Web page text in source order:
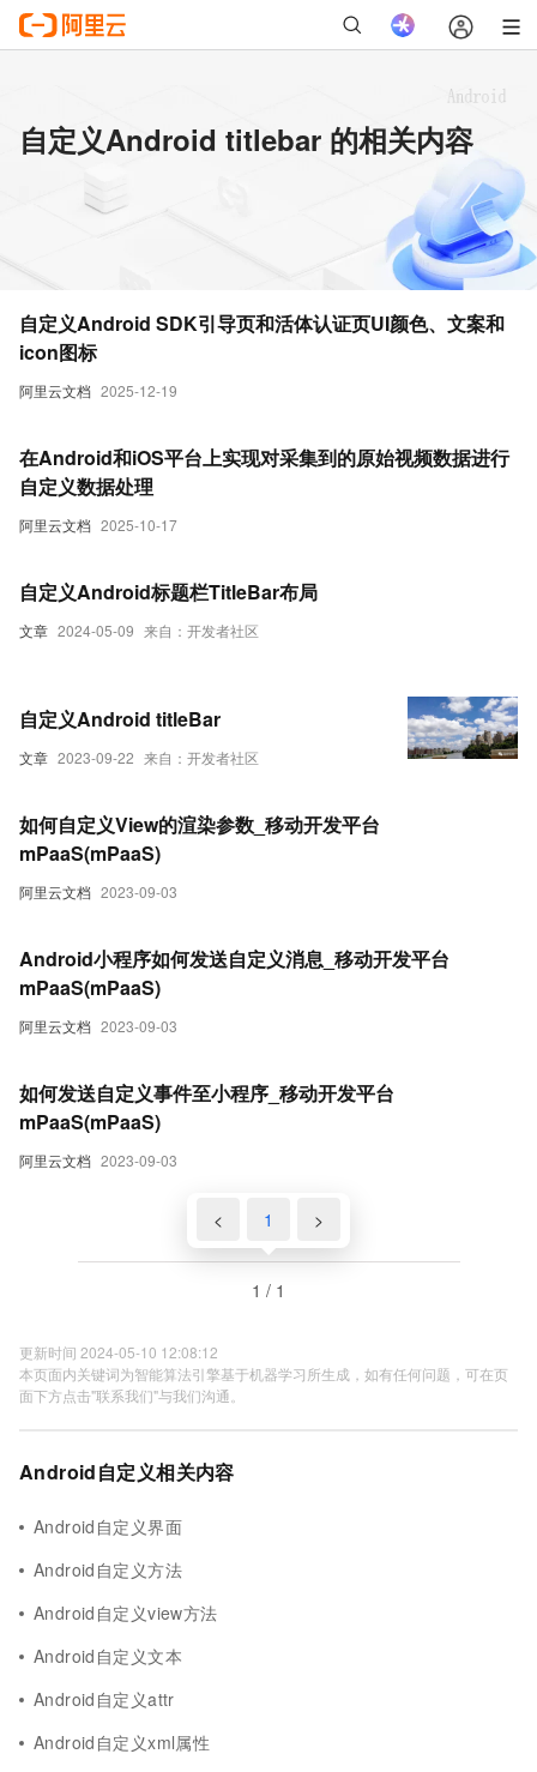
自定义Android titlebar 的相关内容
阿里云文档 2025-12-19
自定义Android SDK引导页和活体认证页UI颜色、文案和
icon图标
阿里云文档 2025-10-17
在Android和iOS平台上实现对采集到的原始视频数据进行
自定义数据处理
文章 2024-05-09 来自：开发者社区
自定义Android标题栏TitleBar布局
文章 2023-09-22 来自：开发者社区
自定义Android titleBar
阿里云文档 2023-09-03
如何自定义View的渲染参数_移动开发平台
mPaaS(mPaaS)
阿里云文档 2023-09-03
Android小程序如何发送自定义消息_移动开发平台
mPaaS(mPaaS)
阿里云文档 2023-09-03
如何发送自定义事件至小程序_移动开发平台
mPaaS(mPaaS)
< 1 >
1 / 1
更新时间 2024-05-10 12:08:12
本页面内关键词为智能算法引擎基于机器学习所生成，如有任何问题，可在页
面下方点击"联系我们"与我们沟通。
Android自定义相关内容
Android自定义界面
Android自定义方法
Android自定义view方法
Android自定义文本
Android自定义attr
Android自定义xml属性